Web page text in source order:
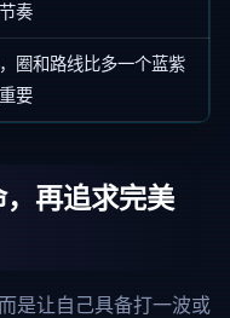
奏
圈和路线比多一个蓝紫
要
再追求完美
是让自己具备打一波或